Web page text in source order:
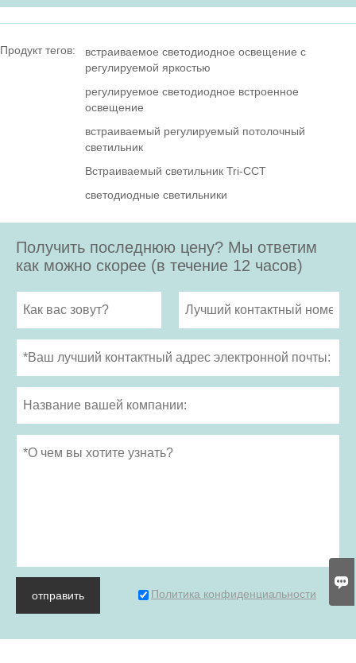
Продукт тегов:
встраиваемое светодиодное освещение с
регулируемой яркостью
регулируемое светодиодное встроенное
освещение
встраиваемый регулируемый потолочный
светильник
Встраиваемый светильник Tri-CCT
светодиодные светильники
Получить последнюю цену? Мы ответим
как можно скорее (в течение 12 часов)
отправить Политика конфиденциальности
